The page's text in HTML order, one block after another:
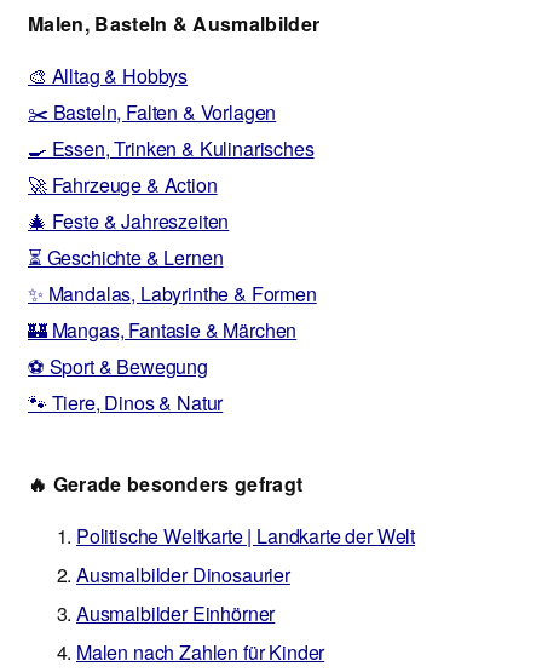
Malen, Basteln & Ausmalbilder
🎨 Alltag & Hobbys
✂️ Basteln, Falten & Vorlagen
🍳 Essen, Trinken & Kulinarisches
🚀 Fahrzeuge & Action
🎄 Feste & Jahreszeiten
⏳ Geschichte & Lernen
✨ Mandalas, Labyrinthe & Formen
🏰 Mangas, Fantasie & Märchen
⚽ Sport & Bewegung
🐾 Tiere, Dinos & Natur
🔥 Gerade besonders gefragt
Politische Weltkarte | Landkarte der Welt
Ausmalbilder Dinosaurier
Ausmalbilder Einhörner
Malen nach Zahlen für Kinder